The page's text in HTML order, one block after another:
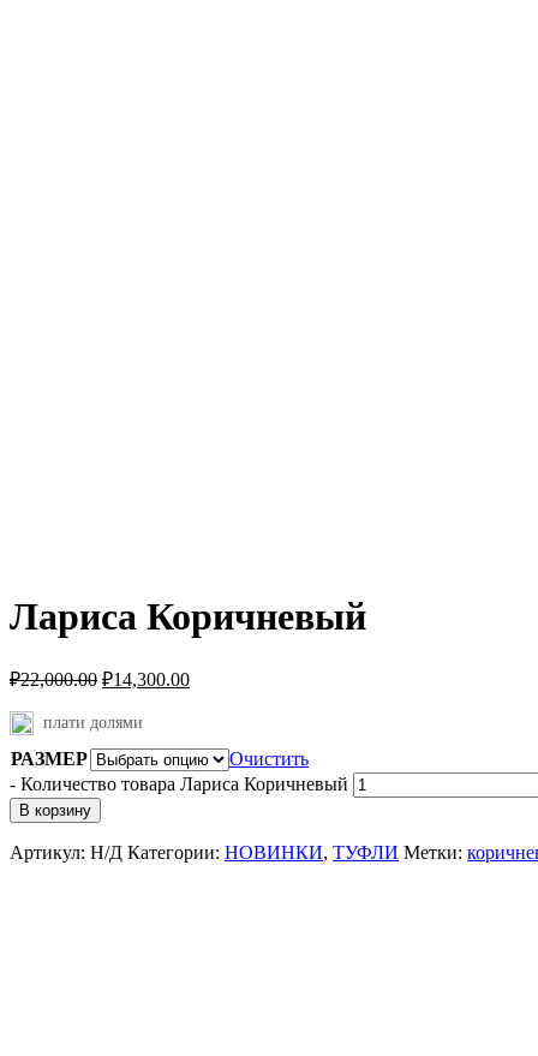
Лариса Коричневый
₽22,000.00 ₽14,300.00
плати долями
РАЗМЕР
Очистить
- Количество товара Лариса Коричневый
В корзину
Артикул: Н/Д Категории: НОВИНКИ, ТУФЛИ Метки: